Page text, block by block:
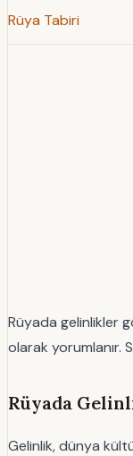
Rüya Tabiri
Rüyada gelinlikler
olarak yorumlanır.
Rüyada
Gelinlik, dünya